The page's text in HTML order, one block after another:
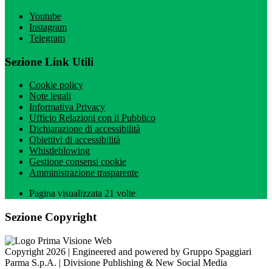
Youtube
Instagram
Telegram
Sezione Link Utili
Cookie policy
Note legali
Informativa Privacy
Ufficio Relazioni con il Pubblico
Dichiarazione di accessibilità
Obiettivi di accessibilità
Whistleblowing
Gestione consensi cookie
Amministrazione trasparente
Pagina visualizzata 21 volte
Sezione Copyright
Copyright 2026 | Engineered and powered by Gruppo Spaggiari
Parma S.p.A. | Divisione Publishing & New Social Media